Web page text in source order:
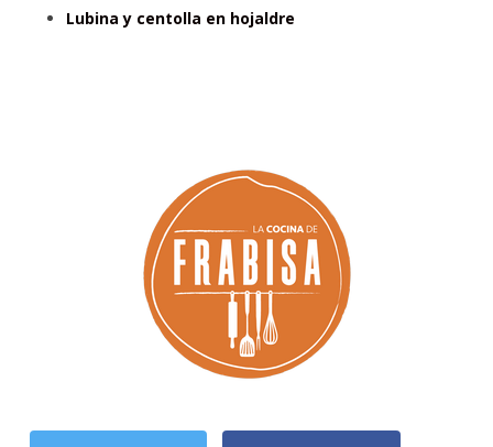
Lubina y centolla en hojaldre